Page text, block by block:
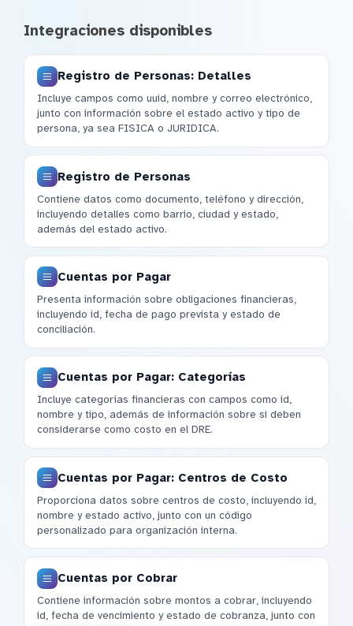
Integraciones disponibles
Registro de Personas: Detalles
Incluye campos como uuid, nombre y correo electrónico,
junto con información sobre el estado activo y tipo de
persona, ya sea FISICA o JURIDICA.
Registro de Personas
Contiene datos como documento, teléfono y dirección,
incluyendo detalles como barrio, ciudad y estado,
además del estado activo.
Cuentas por Pagar
Presenta información sobre obligaciones financieras,
incluyendo id, fecha de pago prevista y estado de
conciliación.
Cuentas por Pagar: Categorías
Incluye categorías financieras con campos como id,
nombre y tipo, además de información sobre si deben
considerarse como costo en el DRE.
Cuentas por Pagar: Centros de Costo
Proporciona datos sobre centros de costo, incluyendo id,
nombre y estado activo, junto con un código
personalizado para organización interna.
Cuentas por Cobrar
Contiene información sobre montos a cobrar, incluyendo
id, fecha de vencimiento y estado de cobranza, junto con